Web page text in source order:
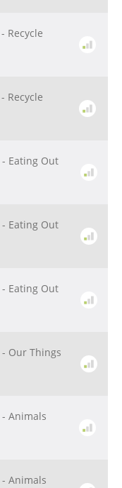
Recycle
Recycle
Eating Out
Eating Out
Eating Out
Our Things
Animals
Animals